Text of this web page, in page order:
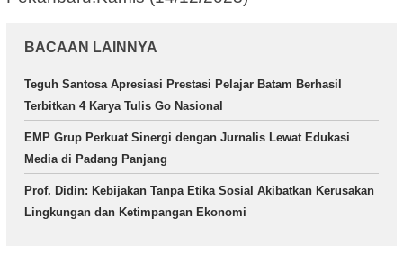
BACAAN LAINNYA
Teguh Santosa Apresiasi Prestasi Pelajar Batam Berhasil
Terbitkan 4 Karya Tulis Go Nasional
EMP Grup Perkuat Sinergi dengan Jurnalis Lewat Edukasi
Media di Padang Panjang
Prof. Didin: Kebijakan Tanpa Etika Sosial Akibatkan Kerusakan
Lingkungan dan Ketimpangan Ekonomi